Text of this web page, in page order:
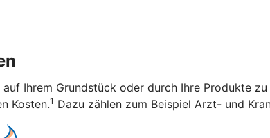
Ihrem Grundstück oder durch Ihre Produkte
Kosten.1 Dazu zählen zum Beispiel Arzt- und